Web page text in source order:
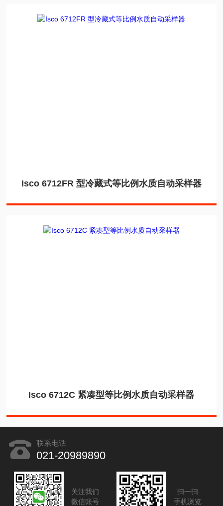
Isco 6712FR 型冷藏式等比例水质自动采样器
Isco 6712C 紧凑型等比例水质自动采样器
联系电话
021-20989890
关注我们
微信账号
扫一扫
手机浏览